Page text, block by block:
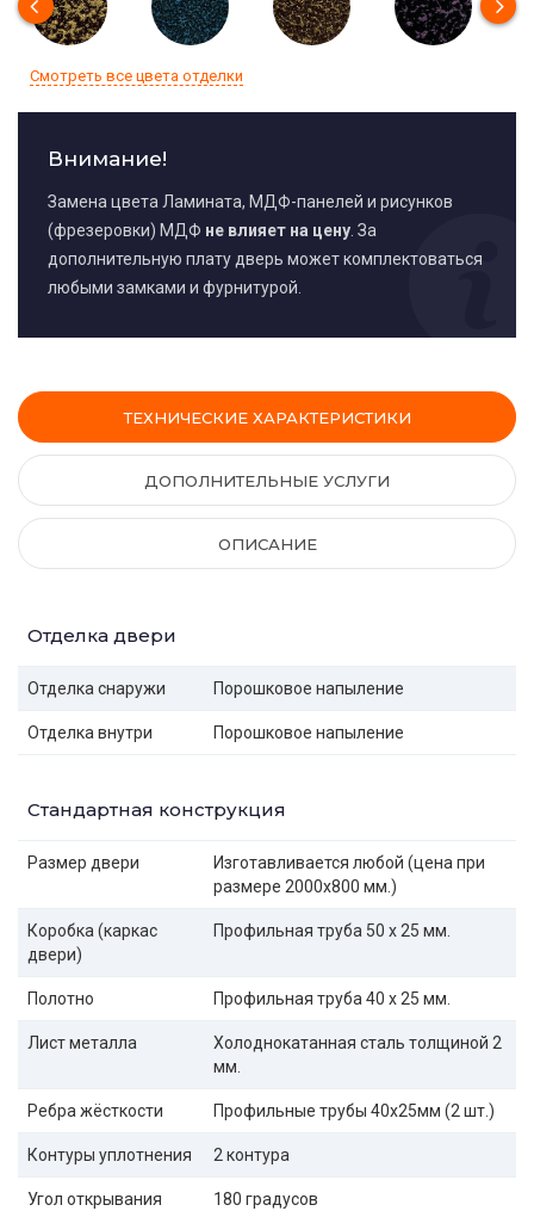
Смотреть все цвета отделки
Внимание!
Замена цвета Ламината, МДФ-панелей и рисунков
(фрезеровки) МДФ не влияет на цену . За
дополнительную плату дверь может комплектоваться
любыми замками и фурнитурой.
ТЕХНИЧЕСКИЕ ХАРАКТЕРИСТИКИ
ДОПОЛНИТЕЛЬНЫЕ УСЛУГИ
ОПИСАНИЕ
Отделка двери
Отделка снаружи Порошковое напыление
Отделка внутри Порошковое напыление
Стандартная конструкция
Размер двери
Изготавливается любой (цена при
размере 2000x800 мм.)
Коробка (каркас
двери)
Профильная труба 50 х 25 мм.
Полотно Профильная труба 40 х 25 мм.
Лист металла
Холоднокатанная сталь толщиной 2
мм.
Ребра жёсткости Профильные трубы 40х25мм (2 шт.)
Контуры уплотнения 2 контура
Угол открывания
180 градусов